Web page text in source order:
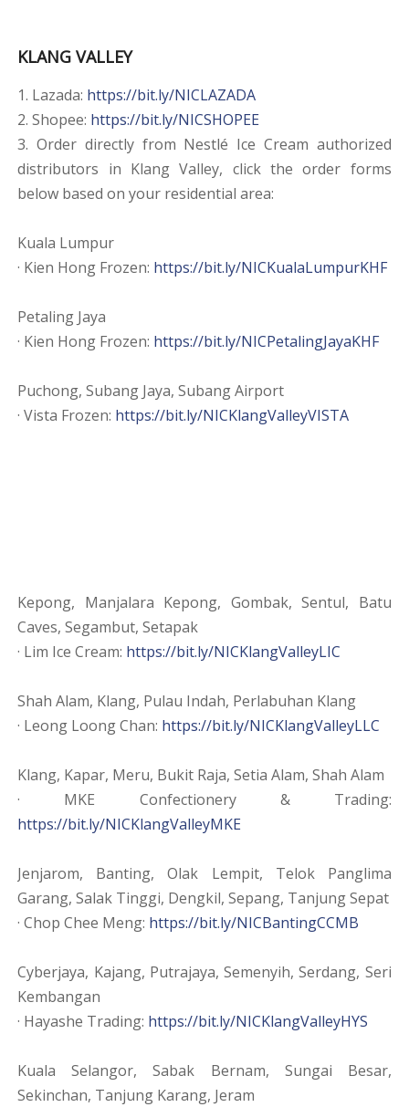
KLANG VALLEY
1. Lazada: https://bit.ly/NICLAZADA
2. Shopee: https://bit.ly/NICSHOPEE
3. Order directly from Nestlé Ice Cream authorized
distributors in Klang Valley, click the order forms
below based on your residential area:
Kuala Lumpur
· Kien Hong Frozen: https://bit.ly/NICKualaLumpurKHF
Petaling Jaya
· Kien Hong Frozen: https://bit.ly/NICPetalingJayaKHF
Puchong, Subang Jaya, Subang Airport
· Vista Frozen: https://bit.ly/NICKlangValleyVISTA
Kepong, Manjalara Kepong, Gombak, Sentul, Batu
Caves, Segambut, Setapak
· Lim Ice Cream: https://bit.ly/NICKlangValleyLIC
Shah Alam, Klang, Pulau Indah, Perlabuhan Klang
· Leong Loong Chan: https://bit.ly/NICKlangValleyLLC
Klang, Kapar, Meru, Bukit Raja, Setia Alam, Shah Alam
· MKE Confectionery & Trading:
https://bit.ly/NICKlangValleyMKE
Jenjarom, Banting, Olak Lempit, Telok Panglima
Garang, Salak Tinggi, Dengkil, Sepang, Tanjung Sepat
· Chop Chee Meng: https://bit.ly/NICBantingCCMB
Cyberjaya, Kajang, Putrajaya, Semenyih, Serdang, Seri
Kembangan
· Hayashe Trading: https://bit.ly/NICKlangValleyHYS
Kuala Selangor, Sabak Bernam, Sungai Besar,
Sekinchan, Tanjung Karang, Jeram